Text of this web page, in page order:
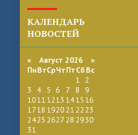
КАЛЕНДАРЬ
НОВОСТЕЙ
« Август 2026 »
ПнВтСрЧтПтСб Вс
1 2
3
4 5 6 7 8 9
1011 1213 1415 16
1718 1920 21 22 23
2425 2627 28 2930
31